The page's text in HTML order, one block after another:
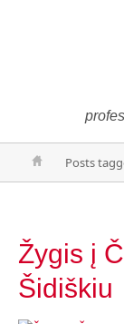
Posts
Žygis į
Šidiškiu